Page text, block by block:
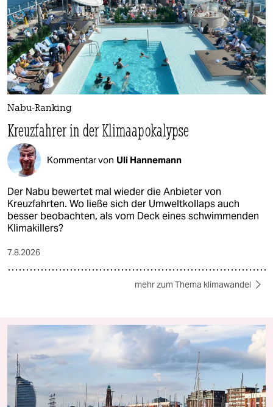
Nabu-Ranking
Kreuzfahrer in der Klimaapokalypse
Kommentar von Uli Hannemann
Der Nabu bewertet mal wieder die Anbieter von
Kreuzfahrten. Wo ließe sich der Umweltkollaps auch
besser beobachten, als vom Deck eines schwimmenden
Klimakillers?
7.8.2026
mehr zum Thema klimawandel